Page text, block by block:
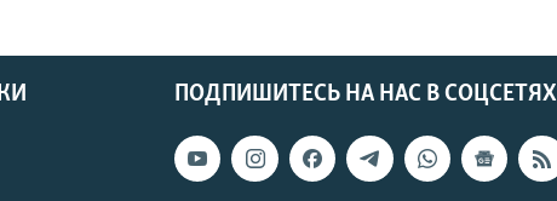
ПОДПИШИТЕСЬ НА НАС В СОЦСЕТЯХ